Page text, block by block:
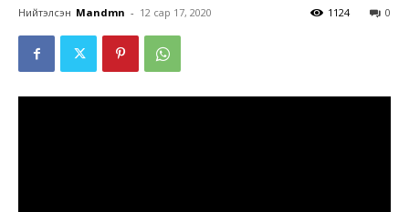
Нийтэлсэн Mandmn - 12 сар 17, 2020 0
1124